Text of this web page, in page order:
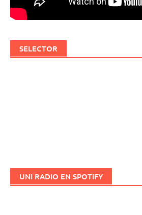
SELECTOR
UNI RADIO EN SPOTIFY